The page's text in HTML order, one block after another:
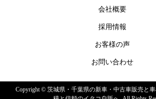
会社概要
採用情報
お客様の声
お問い合わせ
Copyright ©茨城県・千葉県の新車・中古車販売と